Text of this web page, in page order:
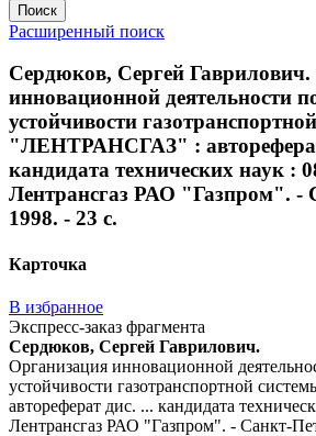
Поиск
Расширенный поиск
Сердюков, Сергей
инновационной деятельности
устойчивости
"ЛЕНТРАНСГАЗ" :
кандидата технических наук :
Лентрансгаз РАО "Газпром". -
1998. - 23 с.
Карточка
В избранное
Экспресс-заказ фрагмента
Сердюков, Сергей Гаврилович.
Организация инновационной
устойчивости газотранспортной
автореферат дис. ... кандидата
Лентрансгаз РАО "Газпром". - Санкт-